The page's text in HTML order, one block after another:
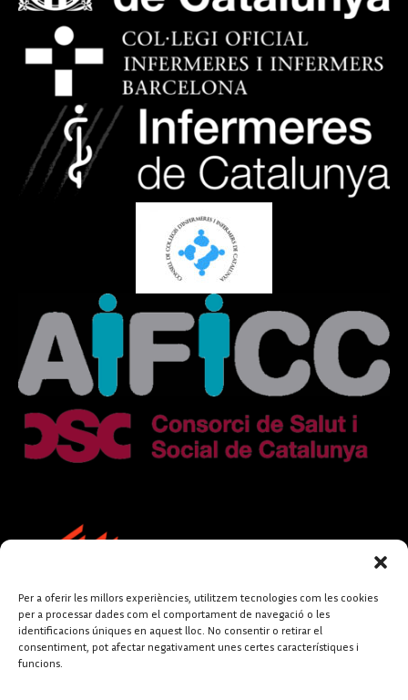
Per a oferir les millors experiències, utilitzem tecnologies com les cookies
per a processar dades com el comportament de navegació o les
identificacions úniques en aquest lloc. No consentir o retirar el
consentiment, pot afectar negativament unes certes característiques i
funcions.